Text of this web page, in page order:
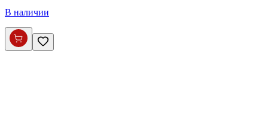
В наличии